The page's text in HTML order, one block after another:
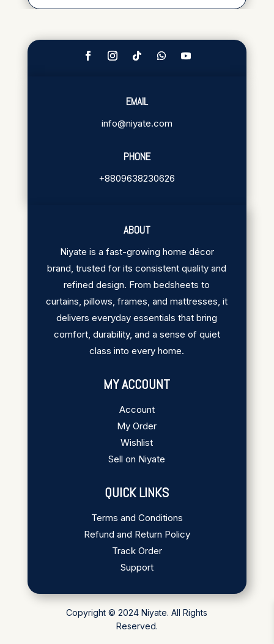
EMAIL
info@niyate.com
PHONE
+8809638230626
ABOUT
Niyate is a fast-growing home décor
brand, trusted for its consistent quality and
refined design. From bedsheets to
curtains, pillows, frames, and mattresses, it
delivers everyday essentials that bring
comfort, durability, and a sense of quiet
class into every home.
MY ACCOUNT
Account
My Order
Wishlist
Sell on Niyate
QUICK LINKS
Terms and Conditions
Refund and Return Policy
Track Order
Support
Copyright © 2024 Niyate. All Rights
Reserved.